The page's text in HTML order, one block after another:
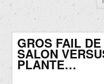
GROS FAIL
SALON
PLANTE…